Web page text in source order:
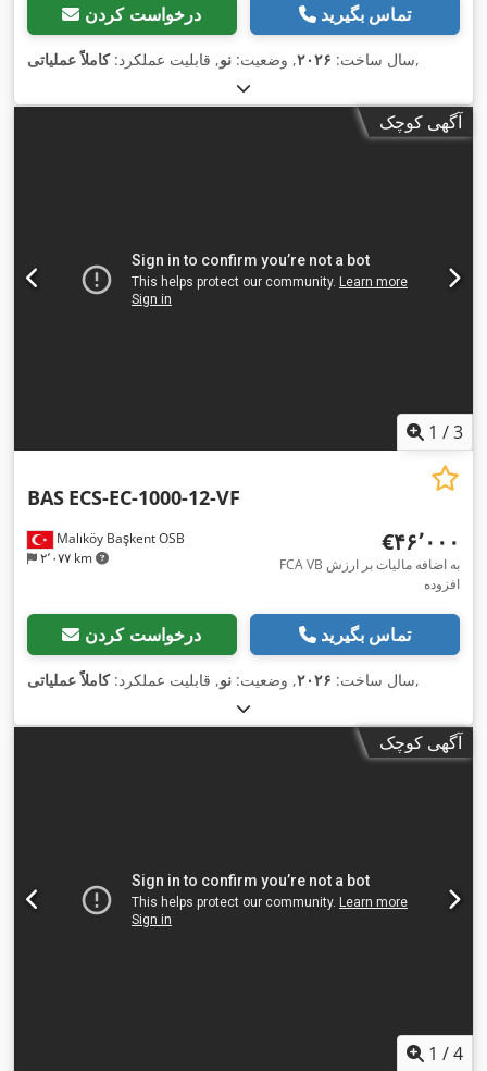
درخواست کردن تماس بگیرید
سال ساخت: ۲۰۲۶, وضعیت: نو, قابلیت عملکرد:کاملاً عملیاتی ,
آگهی کوچک
1 /3
Malıköy Başkent OSB
۲٬۰۷۷ km
BAS ECS-EC-1000-12-VF
‎€۴۶٬۰۰۰
FCA VB به اضافه مالیات بر ارزش
افزوده
درخواست کردن تماس بگیرید
سال ساخت: ۲۰۲۶, وضعیت: نو, قابلیت عملکرد:کاملاً عملیاتی ,
آگهی کوچک
1 /4